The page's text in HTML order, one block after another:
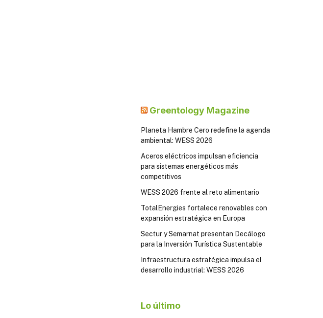
Greentology Magazine
Planeta Hambre Cero redefine la agenda
ambiental: WESS 2026
Aceros eléctricos impulsan eficiencia
para sistemas energéticos más
competitivos
WESS 2026 frente al reto alimentario
TotalEnergies fortalece renovables con
expansión estratégica en Europa
Sectur y Semarnat presentan Decálogo
para la Inversión Turística Sustentable
Infraestructura estratégica impulsa el
desarrollo industrial: WESS 2026
Lo último